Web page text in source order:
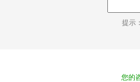
提示
您的